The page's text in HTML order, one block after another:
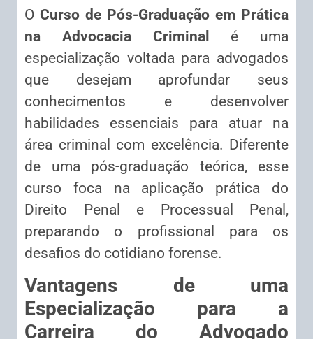
O Curso de Pós-Graduação em Prática
na Advocacia Criminal
é uma
especialização voltada para advogados
que desejam aprofundar seus
conhecimentos e desenvolver
habilidades essenciais para atuar na
área criminal com excelência. Diferente
de uma pós-graduação teórica, esse
curso foca na aplicação prática do
Direito Penal e Processual Penal,
preparando o profissional para os
desafios do cotidiano forense.
Vantagens de uma
Especialização para a
Carreira do Advogado